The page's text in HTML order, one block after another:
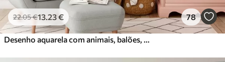
22.05€13 .23€ 78